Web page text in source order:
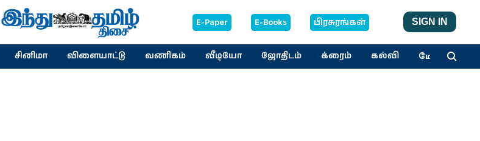
E-Paper E-Books பிரசுரங்கள் SIGN IN
சினிமா விளையாட்டு வணிகம் வீடியோ ஜோதிடம் க்ரைம் கல்வி மேலும்